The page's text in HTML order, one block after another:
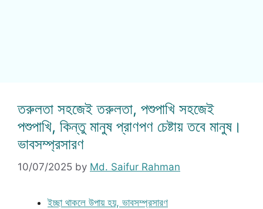
তরুলতা সহজেই তরুলতা, পশুপাখি সহজেই
পশুপাখি, কিন্তু মানুষ প্রাণপণ চেষ্টায় তবে মানুষ।
ভাবসম্প্রসারণ
10/07/2025 by Md. Saifur Rahman
ইচ্ছা থাকলে উপায় হয়, ভাবসম্প্রসারণ